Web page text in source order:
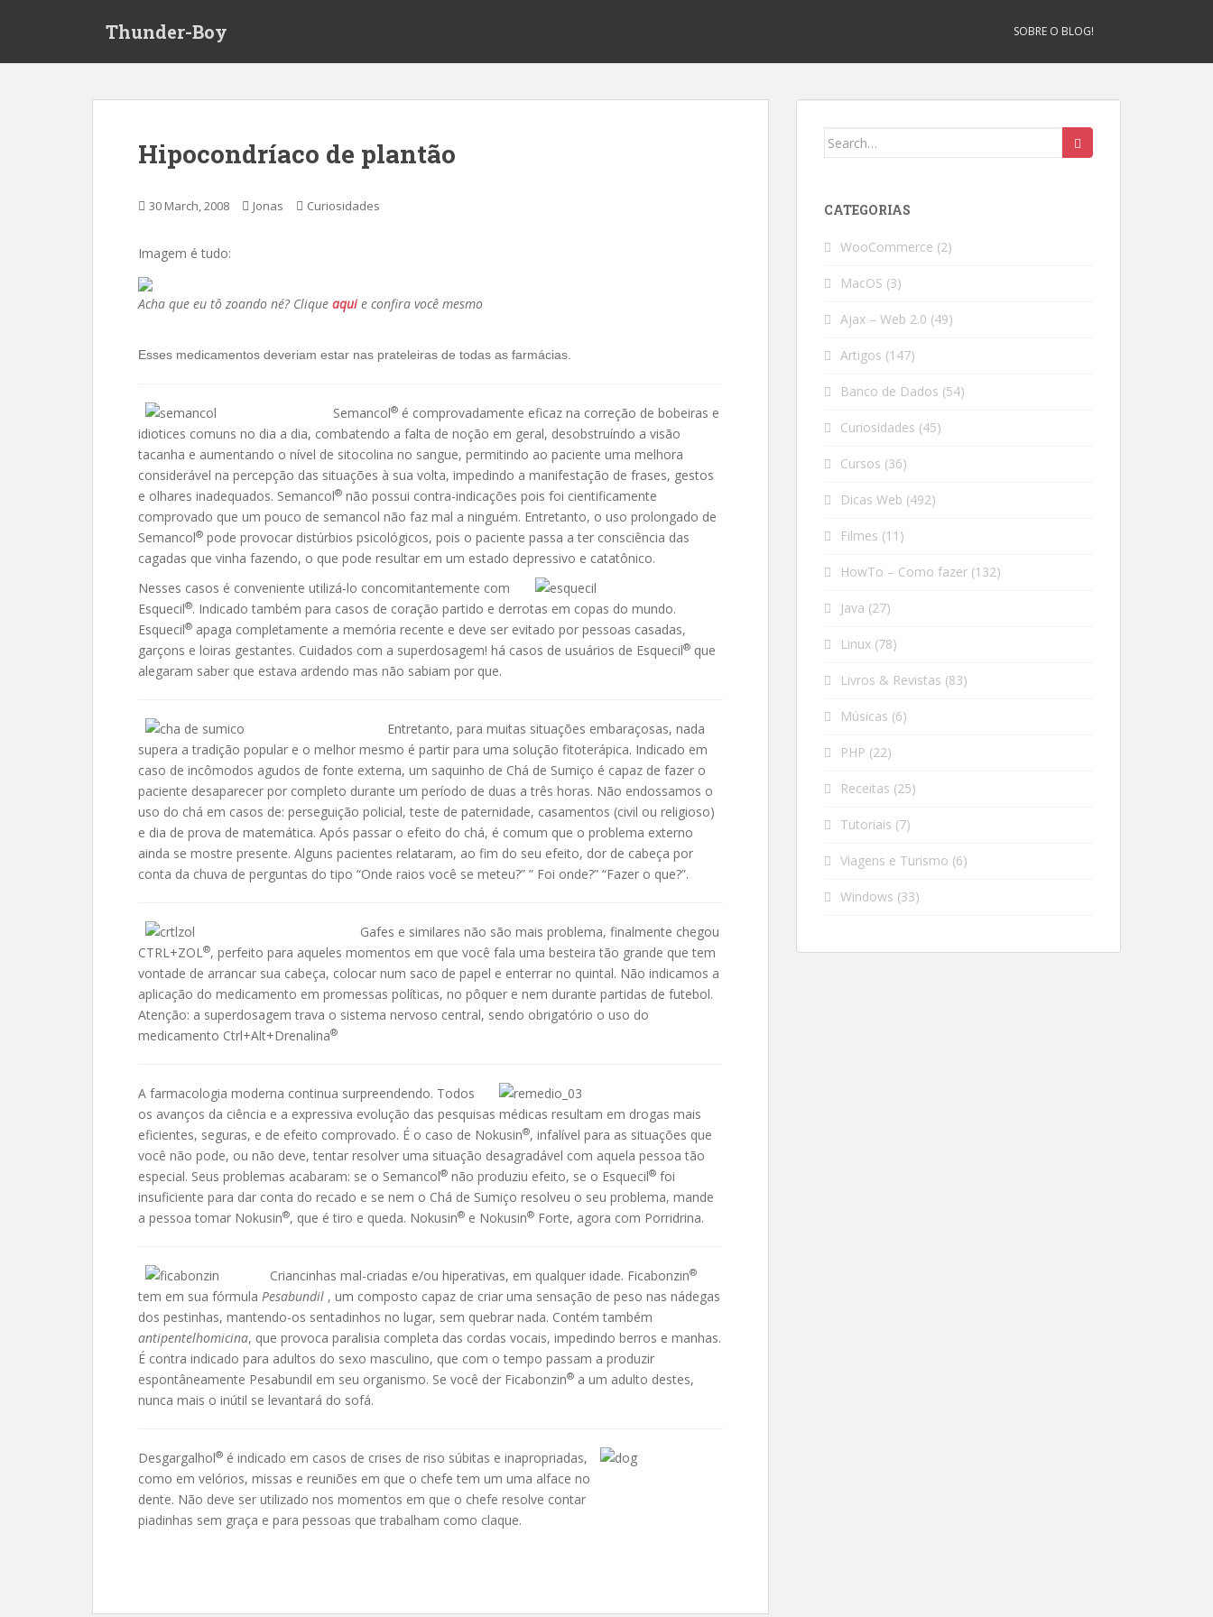
Thunder-Boy SOBRE O BLOG!
Hipocondríaco de plantão
30 March, 2008 Jonas Curiosidades
Imagem é tudo:
Acha que eu tô zoando né? Clique aquie confira você mesmo
Esses medicamentos deveriam estar nas prateleiras de todas as farmácias.
Semancol® é comprovadamente eficaz na correção de bobeiras e
idiotices comuns no dia a dia, combatendo a falta de noção em geral, desobstruíndo a visão
tacanha e aumentando o nível de sitocolina no sangue, permitindo ao paciente uma melhora
considerável na percepção das situações à sua volta, impedindo a manifestação de frases, gestos
e olhares inadequados. Semancol® não possui contra-indicações pois foi cientificamente
comprovado que um pouco de semancol não faz mal a ninguém. Entretanto, o uso prolongado de
Semancol® pode provocar distúrbios psicológicos, pois o paciente passa a ter consciência das
cagadas que vinha fazendo, o que pode resultar em um estado depressivo e catatônico.
Nesses casos é conveniente utilizá-lo concomitantemente com
Esquecil®. Indicado também para casos de coração partido e derrotas em copas do mundo.
Esquecil® apaga completamente a memória recente e deve ser evitado por pessoas casadas,
garçons e loiras gestantes. Cuidados com a superdosagem! há casos de usuários de Esquecil® que
alegaram saber que estava ardendo mas não sabiam por que.
Entretanto, para muitas situações embaraçosas, nada
supera a tradição popular e o melhor mesmo é partir para uma solução fitoterápica. Indicado em
caso de incômodos agudos de fonte externa, um saquinho de Chá de Sumiço é capaz de fazer o
paciente desaparecer por completo durante um período de duas a três horas. Não endossamos o
uso do chá em casos de: perseguição policial, teste de paternidade, casamentos (civil ou religioso)
e dia de prova de matemática. Após passar o efeito do chá, é comum que o problema externo
ainda se mostre presente. Alguns pacientes relataram, ao fim do seu efeito, dor de cabeça por
conta da chuva de perguntas do tipo “Onde raios você se meteu?” ” Foi onde?” “Fazer o que?”.
Gafes e similares não são mais problema, finalmente chegou
CTRL+ZOL®, perfeito para aqueles momentos em que você fala uma besteira tão grande que tem
vontade de arrancar sua cabeça, colocar num saco de papel e enterrar no quintal. Não indicamos a
aplicação do medicamento em promessas políticas, no pôquer e nem durante partidas de futebol.
Atenção: a superdosagem trava o sistema nervoso central, sendo obrigatório o uso do
medicamento Ctrl+Alt+Drenalina®
A farmacologia moderna continua surpreendendo. Todos
os avanços da ciência e a expressiva evolução das pesquisas médicas resultam em drogas mais
eficientes, seguras, e de efeito comprovado. É o caso de Nokusin®, infalível para as situações que
você não pode, ou não deve, tentar resolver uma situação desagradável com aquela pessoa tão
especial. Seus problemas acabaram: se o Semancol® não produziu efeito, se o Esquecil® foi
insuficiente para dar conta do recado e se nem o Chá de Sumiço resolveu o seu problema, mande
a pessoa tomar Nokusin®, que é tiro e queda. Nokusin® e Nokusin® Forte, agora com Porridrina.
Criancinhas mal-criadas e/ou hiperativas, em qualquer idade. Ficabonzin®
tem em sua fórmula Pesabundil , um composto capaz de criar uma sensação de peso nas nádegas
dos pestinhas, mantendo-os sentadinhos no lugar, sem quebrar nada. Contém também
antipentelhomicina, que provoca paralisia completa das cordas vocais, impedindo berros e manhas.
É contra indicado para adultos do sexo masculino, que com o tempo passam a produzir
espontâneamente Pesabundil em seu organismo. Se você der Ficabonzin® a um adulto destes,
nunca mais o inútil se levantará do sofá.
Desgargalhol® é indicado em casos de crises de riso súbitas e inapropriadas,
como em velórios, missas e reuniões em que o chefe tem um uma alface no
dente. Não deve ser utilizado nos momentos em que o chefe resolve contar
piadinhas sem graça e para pessoas que trabalham como claque.
Search
CATEGORIAS
WooCommerce (2)
MacOS (3)
Ajax – Web 2.0 (49)
Artigos (147)
Banco de Dados (54)
Curiosidades (45)
Cursos (36)
Dicas Web (492)
Filmes (11)
HowTo – Como fazer (132)
Java (27)
Linux (78)
Livros & Revistas (83)
Músicas (6)
PHP (22)
Receitas (25)
Tutoriais (7)
Viagens e Turismo (6)
Windows (33)